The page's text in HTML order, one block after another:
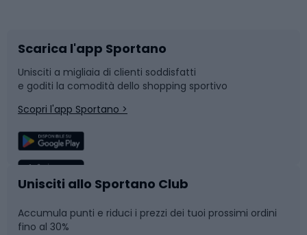
Bushcraft
Corsa
Sport di squadra
Caschi da ciclismo
Skitouring
Slitte e slittini
Snowboard
Camminata nordica
Nuoto
Pattinaggio
Scarica l'app Sportano
Unisciti a migliaia di clienti soddisfatti
e goditi la comodità dello shopping sportivo
Scopri l'app Sportano >
Unisciti allo Sportano Club
Accumula punti e riduci i prezzi dei tuoi prossimi ordini
fino al 30%